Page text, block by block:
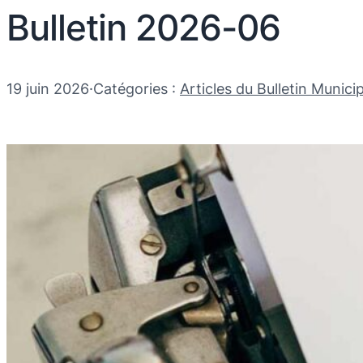
Bulletin 2026-06
19 juin 2026·Catégories : Articles du Bulletin